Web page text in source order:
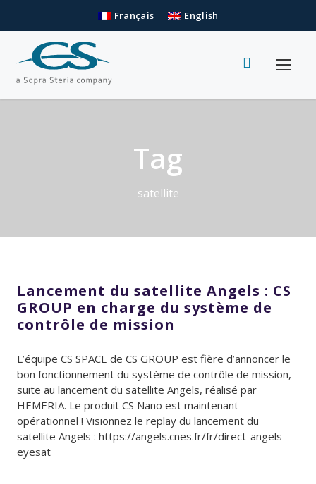
Français English
Tag
satellite
Lancement du satellite Angels : CS
GROUP en charge du système de
contrôle de mission
L’équipe CS SPACE de CS GROUP est fière d’annoncer le
bon fonctionnement du système de contrôle de mission,
suite au lancement du satellite Angels, réalisé par
HEMERIA. Le produit CS Nano est maintenant
opérationnel ! Visionnez le replay du lancement du
satellite Angels : https://angels.cnes.fr/fr/direct-angels-
eyesat